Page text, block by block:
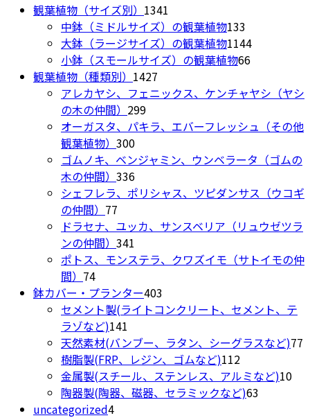
観葉植物（サイズ別） 1341
個
の
商
中鉢（ミドルサイズ）の観葉植物133
個
の
品
大鉢（ラージサイズ）の観葉植物11441144
商
小鉢（スモールサイズ）の観葉植物6666
の
品
観葉植物（種類別） 1427
個
商
アレカヤシ、フェニックス、ケンチャヤシ（ヤシ
の木の仲間） 299299
個
商
オーガスタ、パキラ、エバーフレッシュ（その他
観葉植物） 300300
個
の
商
ゴムノキ、ベンジャミン、ウンベラータ（ゴムの
木の仲間） 336336
個
商
シェフレラ、ポリシャス、ツピダンサス（ウコギ
の仲間） 77
個
の
商
ドラセナ、ユッカ、サンスベリア（リュウゼツラ
ンの仲間） 341
個
商
品
ポトス、モンステラ、クワズイモ（サトイモの仲
間） 7474
個
の
商
品
鉢カバー・プランター403
個
商
品
セメント製(ライトコンクリート、セメント、テ
ラゾなど)141
個
の
商
品
天然素材(バンブー、ラタン、シーグラスなど)77
樹脂製(FRP、レジン、ゴムなど)112112
個
の
金属製(スチール、ステンレス、アルミなど)1010
陶器製(陶器、磁器、セラミックなど)63
uncategorized44